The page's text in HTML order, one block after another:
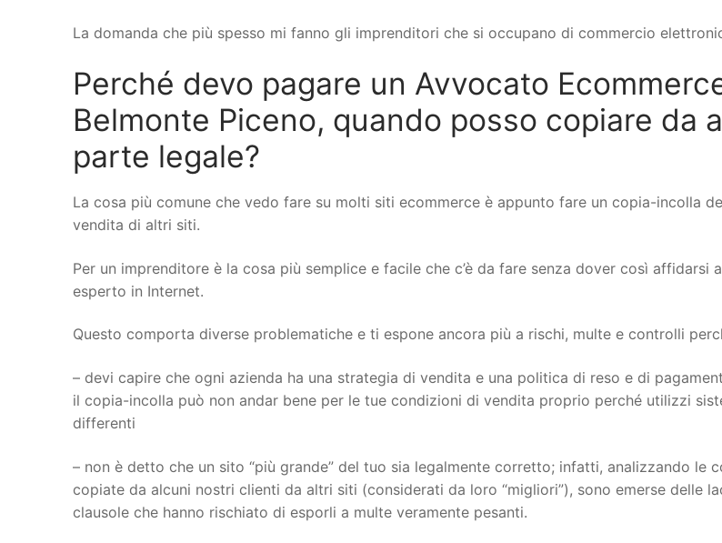
La domanda che più spesso mi fanno gli imprenditori che si occupano di commercio
Perché devo pagare un Avvocato
Belmonte Piceno, quando posso copiare da
parte legale?
La cosa più comune che vedo fare su molti siti ecommerce è appunto fare un copia-incolla
vendita di altri siti.
Per un imprenditore è la cosa più semplice e facile che c’è da fare senza dover così affidarsi
esperto in Internet.
Questo comporta diverse problematiche e ti espone ancora più a rischi, multe e controlli
– devi capire che ogni azienda ha una strategia di vendita e una politica di reso e di
il copia-incolla può non andar bene per le tue condizioni di vendita proprio perché utilizzi
differenti
– non è detto che un sito “più grande” del tuo sia legalmente corretto; infatti, analizzando le
copiate da alcuni nostri clienti da altri siti (considerati da loro “migliori”), sono emerse delle
clausole che hanno rischiato di esporli a multe veramente pesanti.